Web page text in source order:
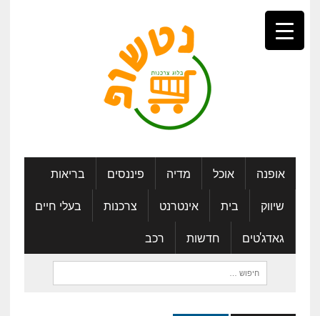
אופנה אוכל מדיה פיננסים
בריאות
שיווק
בית אינטרנט צרכנות
בעלי חיים
גאדג'טים
חדשות
רכב
חיפוש: